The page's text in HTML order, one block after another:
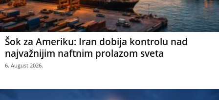
Šok za Ameriku: Iran dobija kontrolu nad
najvažnijim naftnim prolazom sveta
6. August 2026.